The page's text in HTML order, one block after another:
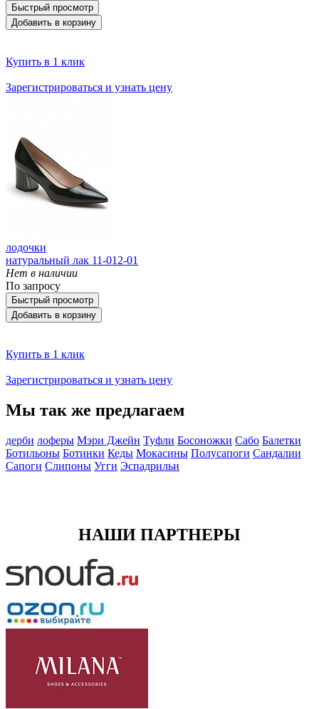
Быстрый просмотр
Добавить в корзину
Купить в 1 клик
Зарегистрироваться и узнать цену
лодочки
натуральный лак 11-012-01
Нет в наличии
По запросу
Быстрый просмотр
Добавить в корзину
Купить в 1 клик
Зарегистрироваться и узнать цену
Мы так же предлагаем
дерби лоферы Мэри Джейн Туфли Босоножки Сабо Балетки
Ботильоны Ботинки Кеды Мокасины Полусапоги Сандалии
Сапоги Слипоны Угги Эспадрильи
НАШИ ПАРТНЕРЫ